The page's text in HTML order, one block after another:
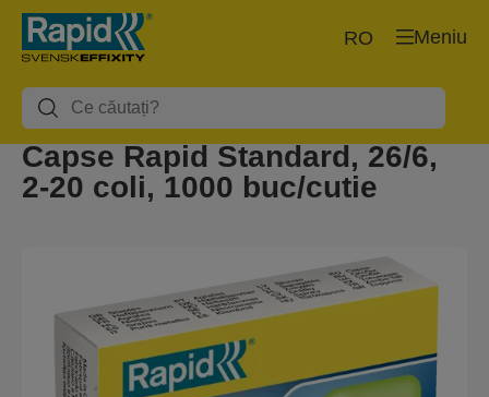
Meniu
RO
Capse Rapid Standard, 26/6,
2-20 coli, 1000 buc/cutie